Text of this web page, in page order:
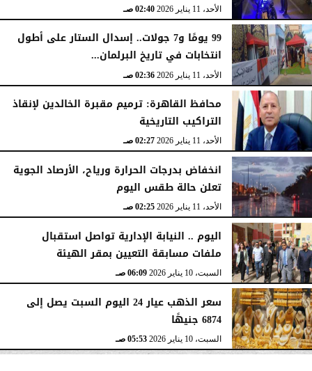
الأحد، 11 يناير 2026 02:40 صـ
99 يومًا و7 جولات.. إسدال الستار على أطول
انتخابات في تاريخ البرلمان...
الأحد، 11 يناير 2026 02:36 صـ
محافظ القاهرة: ترميم مقبرة الخالدين لإنقاذ
التراكيب التاريخية
الأحد، 11 يناير 2026 02:27 صـ
انخفاض بدرجات الحرارة ورياح، الأرصاد الجوية
تعلن حالة طقس اليوم
الأحد، 11 يناير 2026 02:25 صـ
اليوم .. النيابة الإدارية تواصل استقبال
ملفات مسابقة التعيين بمقر الهيئة
السبت، 10 يناير 2026 06:09 صـ
سعر الذهب عيار 24 اليوم السبت يصل إلى
6874 جنيهًا
السبت، 10 يناير 2026 05:53 صـ